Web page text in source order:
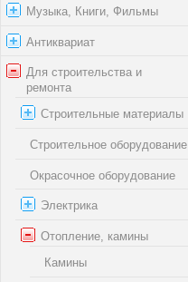
Музыка, Книги, Фильмы
Антиквариат
Для строительства и
ремонта
Строительные материалы
Строительное оборудование
Окрасочное оборудование
Электрика
Отопление, камины
Камины